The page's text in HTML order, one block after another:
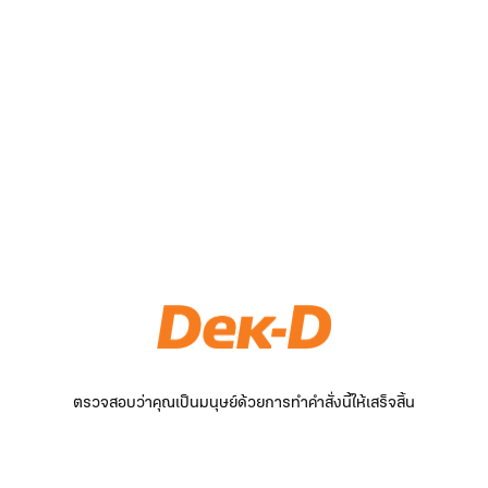
ตรวจสอบว่าคุณเป็นมนุษย์ด้วยการทำคำสั่งนี้ให้เสร็จสิ้น